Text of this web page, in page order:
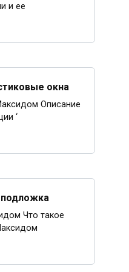
и ее
окна
Описание
‘
Что такое